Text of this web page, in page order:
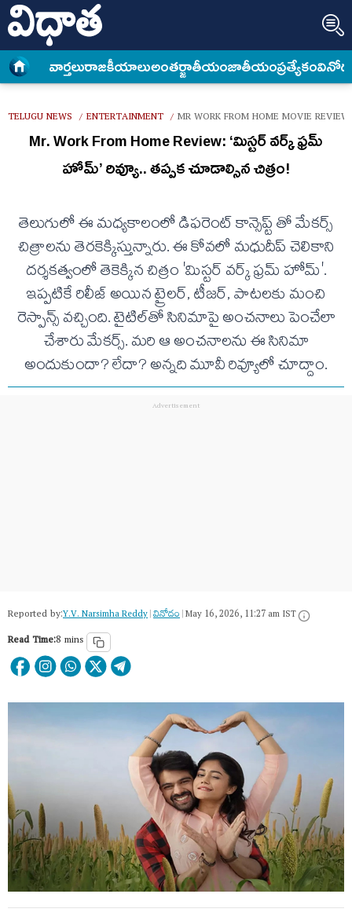
వార్త‌లురాజకీయాలుఅంత‌ర్జాతీయంజాతీయంప్రత్యేకం
TELUGU NEWS / ENTERTAINMENT / MR WORK FROM HOME MOVIE
Mr. Work From Home Review: ‘మిస్టర్ వర్క్ ఫ్రమ్
హోమ్’ రివ్యూ.. తప్పక చూడాల్సిన చిత్రం!
తెలుగులో ఈ మధ్యకాలంలో డిఫరెంట్ కాన్సెప్ట్ తో మేకర్స్
చిత్రాలను తెరకెక్కిస్తున్నారు. ఈ కోవలో మధుదీప్ చెలికాని
దర్శకత్వంలో తెకెక్కిన చిత్రం 'మిస్టర్ వర్క్ ఫ్రమ్ హోమ్'.
ఇప్పటికే రిలీజ్ అయిన ట్రైలర్, టీజర్, పాటలకు మంచి
రెస్పాన్స్ వచ్చింది. టైటిల్‌తో సినిమాపై అంచనాలు పెంచేలా
చేశారు మేకర్స్. మరి ఆ అంచనాలను ఈ సినిమా
అందుకుందా? లేదా? అన్నది మూవీ రివ్యూలో చూద్దాం.
Reported by:Y.V. Narsimha Reddy|వినోదం|May 16, 2026, 11:27 am IST
Read Time:8 mins